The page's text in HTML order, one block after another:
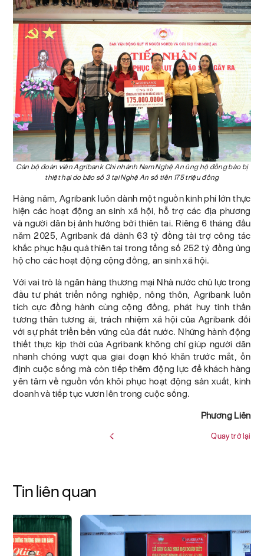
Cán bộ đoàn viên Agribank Chi nhánh Nam Nghệ An ủng hộ đồng bào bị
thiệt hại do bão số 3 tại Nghệ An số tiền 175 triệu đồng
Hàng năm, Agribank luôn dành một nguồn kinh phí lớn thực
hiện các hoạt động an sinh xã hội, hỗ trợ các địa phương
và người dân bị ảnh hưởng bởi thiên tai. Riêng 6 tháng đầu
năm 2025, Agribank đã dành 63 tỷ đồng tài trợ công tác
khắc phục hậu quả thiên tai trong tổng số 252 tỷ đồng ủng
hộ cho các hoạt động cộng đồng, an sinh xã hội.
Với vai trò là ngân hàng thương mại Nhà nước chủ lực trong
đầu tư phát triển nông nghiệp, nông thôn, Agribank luôn
tích cực đồng hành cùng cộng đồng, phát huy tinh thần
tương thân tương ái, trách nhiệm xã hội của Agribank đối
với sự phát triển bền vững của đất nước. Những hành động
thiết thực kịp thời của Agribank không chỉ giúp người dân
nhanh chóng vượt qua giai đoạn khó khăn trước mắt, ổn
định cuộc sống mà còn tiếp thêm động lực để khách hàng
yên tâm về nguồn vốn khôi phục hoạt động sản xuất, kinh
doanh và tiếp tục vươn lên trong cuộc sống.
Phương Liên
Quay trở lại
Tin liên quan